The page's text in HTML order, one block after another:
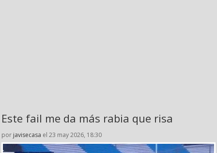
Este fail me da más rabia que risa
por javisecasa el 23 may 2026, 18:30